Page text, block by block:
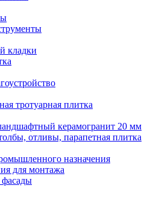
кладки
тротуарная плитка
керамогранит 20 мм
отливы, парапетная плитка
назначения
для монтажа